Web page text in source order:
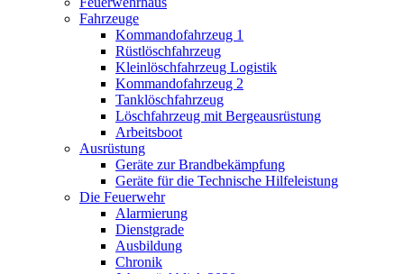
Fahrzeuge
Kommandofahrzeug 1
Rüstlöschfahrzeug
Kleinlöschfahrzeug Logistik
Kommandofahrzeug 2
Tanklöschfahrzeug
Löschfahrzeug mit Bergeausrüstung
Arbeitsboot
Ausrüstung
Geräte zur Brandbekämpfung
Geräte für die Technische Hilfeleistung
Die Feuerwehr
Alarmierung
Dienstgrade
Ausbildung
Chronik